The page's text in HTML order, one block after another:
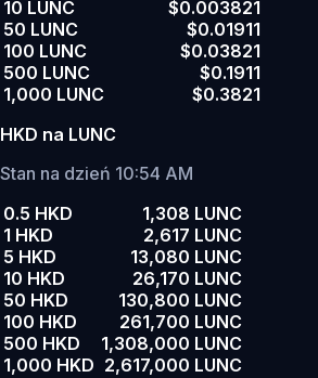
10 LUNC
$0.003821
50 LUNC
$0.01911
100 LUNC
$0.03821
500 LUNC
$0.1911
1,000 LUNC
$0.3821
HKD na LUNC
Stan na dzień 10:54 AM
0.5 HKD
1,308 LUNC
1 HKD
2,617 LUNC
5 HKD
13,080 LUNC
10 HKD
26,170 LUNC
50 HKD
130,800 LUNC
100 HKD
261,700 LUNC
500 HKD
1,308,000 LUNC
1,000 HKD 2,617,000 LUNC